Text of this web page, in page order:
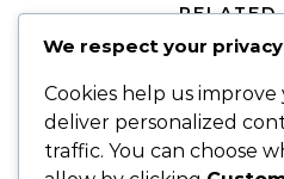
RELATED
We respect your privacy
Cookies help us
deliver personalized
traffic. You can choose